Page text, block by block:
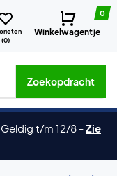
(0)
0
Winkelwagentje
etc.
Zoekopdracht
Geldig t/m 12/8 -Zie